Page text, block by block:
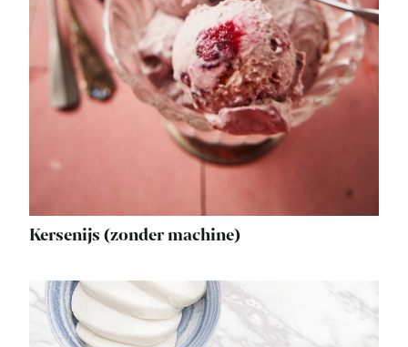
Kersenijs (zonder machine)